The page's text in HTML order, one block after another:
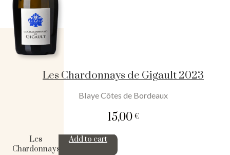
Les Chardonnays de Gigault 2023
Blaye Côtes de Bordeaux
15,00€
Les
Chardonnays
Add to cart